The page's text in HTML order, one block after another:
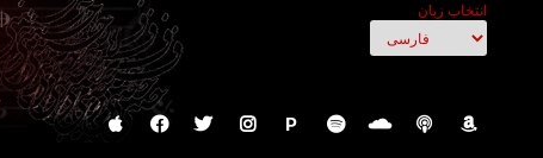
انتخاب زبان
P